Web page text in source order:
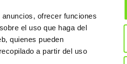
ofrecer funciones
el uso que haga del
quienes pueden
a partir del uso
(+34) 944 700 707